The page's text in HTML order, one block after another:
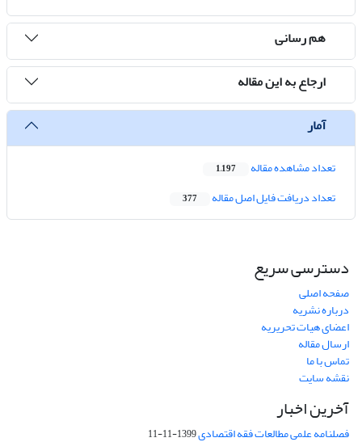
هم رسانی
ارجاع به این مقاله
آمار
تعداد مشاهده مقاله 1,197
تعداد دریافت فایل اصل مقاله 377
دسترسی سریع
صفحه اصلی
درباره نشریه
اعضای هیات تحریریه
ارسال مقاله
تماس با ما
نقشه سایت
آخرین اخبار
فصلنامه علمی مطالعات فقه اقتصادی1399-11-11